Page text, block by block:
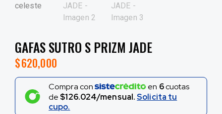
GAFAS SUTRO S PRIZM JADE
$620,000
Compra con en 6cuotas
de $126.024/mensual.Solicita tu
cupo.